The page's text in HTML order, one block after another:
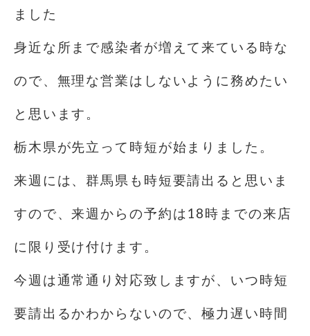
ました️
身近な所まで感染者が増えて来ている時な
ので、無理な営業はしないように務めたい
と思います。
栃木県が先立って時短が始まりました。
来週には、群馬県も時短要請出ると思いま
すので、来週からの予約は18時までの来店
に限り受け付けます。
今週は通常通り対応致しますが、いつ時短
要請出るかわからないので、極力遅い時間